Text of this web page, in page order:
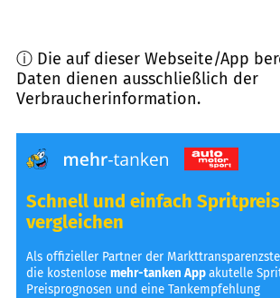
ⓘ Die auf dieser Webseite/App
Daten dienen ausschließlich der
Verbraucherinformation.
Schnell und einfach
vergleichen
Als offizieller Partner der
die kostenlosemehr-tanken Appakutelle
Preisprognosen und eine Tankempfehlung